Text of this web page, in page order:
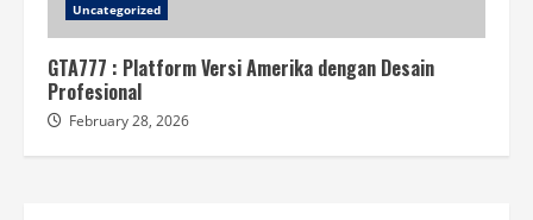
Uncategorized
GTA777 : Platform Versi Amerika dengan Desain
Profesional
February 28, 2026